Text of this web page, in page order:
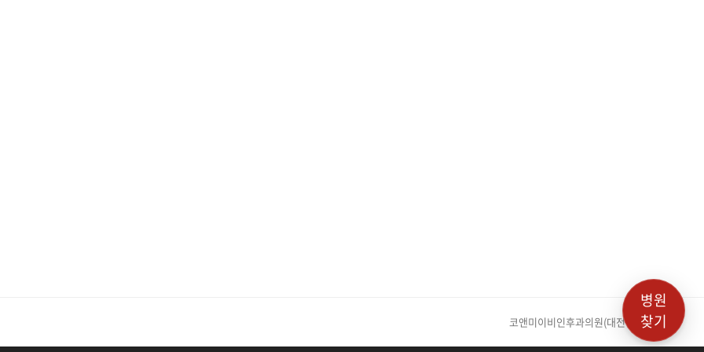
코앤미이비인후과의원(대전점)
병원
찾기